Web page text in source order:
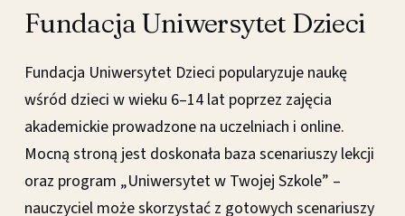
Fundacja Uniwersytet Dzieci
Fundacja Uniwersytet Dzieci popularyzuje naukę
wśród dzieci w wieku 6–14 lat poprzez zajęcia
akademickie prowadzone na uczelniach i online.
Mocną stroną jest doskonała baza scenariuszy lekcji
oraz program „Uniwersytet w Twojej Szkole” –
nauczyciel może skorzystać z gotowych scenariuszy